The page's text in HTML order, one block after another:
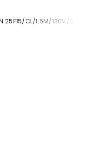
25F15/CL/1.5M/130V/STD